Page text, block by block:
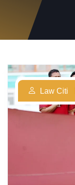
Law Citi